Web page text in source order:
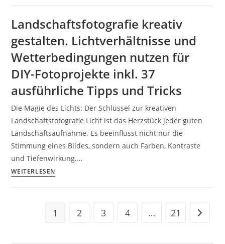
Texturen
entdecken
DIY
Fotografie.
Kreative
Fotografie
–
Zuhause,
in
der
Stadt
der
Landschaftsfotografie kreativ
gestalten. Lichtverhältnisse und
Wetterbedingungen nutzen für
DIY-Fotoprojekte inkl. 37
ausführliche Tipps und Tricks
Die Magie des Lichts: Der Schlüssel zur kreativen
Landschaftsfotografie Licht ist das Herzstück jeder guten
Landschaftsaufnahme. Es beeinflusst nicht nur die
Stimmung eines Bildes, sondern auch Farben, Kontraste
und Tiefenwirkung.…
WEITERLESEN
Lichtverhältnisse
1 2 3 4 … 21 Zur